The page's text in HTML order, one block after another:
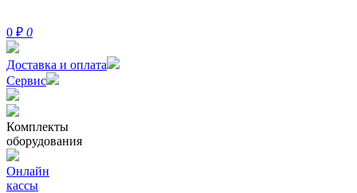
0 ₽ 0
Доставка и оплата
Сервис
Комплекты
оборудования
Онлайн
кассы